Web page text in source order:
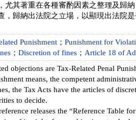
尤其著重在各種審酌因素之整理及歸
，歸納出法院之立場，以顯現出法院
Punishment ； Punishment for
； Discretion of fines ； Article 18 of
objections are Tax-Related Penal
means, the competent
the Tax Acts have the articles of
to decide.
releases the “Reference Table